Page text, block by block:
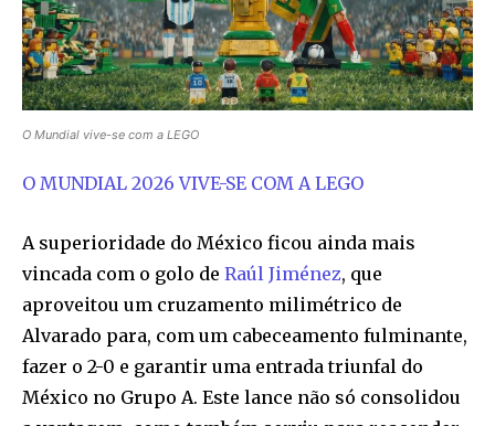
O Mundial vive-se com a LEGO
O MUNDIAL 2026 VIVE-SE COM A LEGO
A superioridade do México ficou ainda mais
vincada com o golo de Raúl Jiménez, que
aproveitou um cruzamento milimétrico de
Alvarado para, com um cabeceamento fulminante,
fazer o 2-0 e garantir uma entrada triunfal do
México no Grupo A. Este lance não só consolidou